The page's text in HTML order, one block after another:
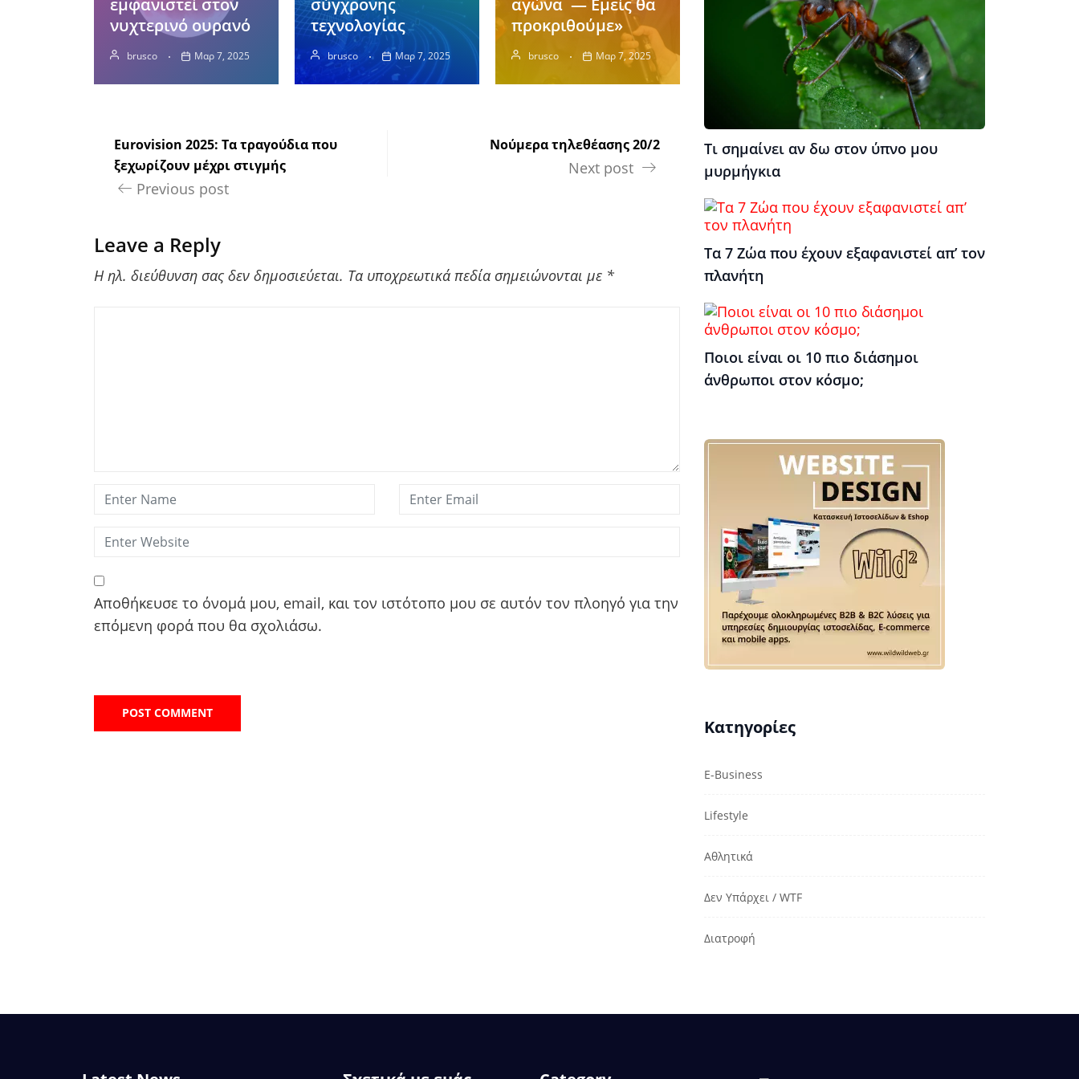
νυχτερινό ουρανό
brusco Μαρ 7, 2025
τεχνολογίας
brusco Μαρ 7, 2025
προκριθούμε»
brusco Μαρ 7, 2025
Eurovision 2025: Τα τραγούδια που
ξεχωρίζουν μέχρι στιγμής
Previous post
Νούμερα τηλεθέασης 20/2
Next post
Leave a Reply
Η ηλ. διεύθυνση σας δεν δημοσιεύεται. Τα υποχρεωτικά πεδία σημειώνονται με *
Αποθήκευσε το όνομά μου, email, και τον ιστότοπο μου σε αυτόν τον πλοηγό για την
επόμενη φορά που θα σχολιάσω.
Τι σημαίνει αν δω στον ύπνο μου
μυρμήγκια
Τα 7 Ζώα που έχουν εξαφανιστεί απ’ τον
πλανήτη
Ποιοι είναι οι 10 πιο διάσημοι
άνθρωποι στον κόσμο;
Κατηγορίες
E-Business
Lifestyle
Αθλητικά
Δεν Υπάρχει / WTF
Διατροφή